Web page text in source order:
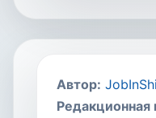
Автор:
Редакционная